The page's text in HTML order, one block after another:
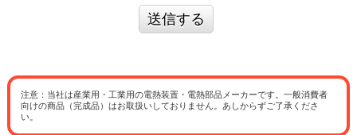
送信する
注意：当社は産業用・工業用の電熱装置・電熱部品メーカーです。一般消費者
向けの商品（完成品）はお取扱いしておりません。あしからずご了承くださ
い。